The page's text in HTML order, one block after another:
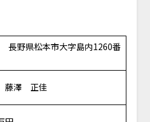
長野県松本市大字島内1260番
藤澤 正佳